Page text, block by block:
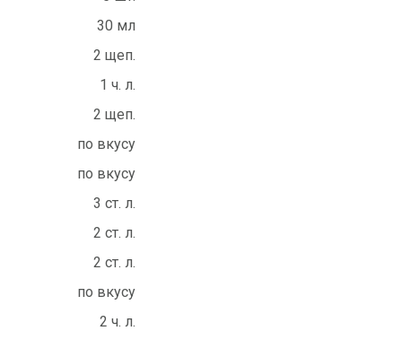
30 мл
2 щеп.
1 ч. л.
2 щеп.
по вкусу
по вкусу
3 ст. л.
2 ст. л.
2 ст. л.
по вкусу
2 ч. л.